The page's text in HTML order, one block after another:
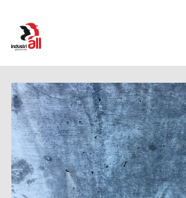
main